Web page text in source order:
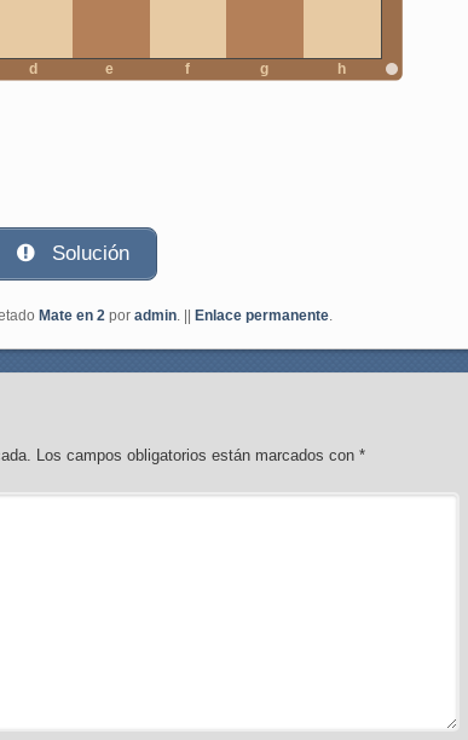
d e f g h
Solución
Mate en 2 por admin. || Enlace permanente.
Los campos obligatorios están marcados con*